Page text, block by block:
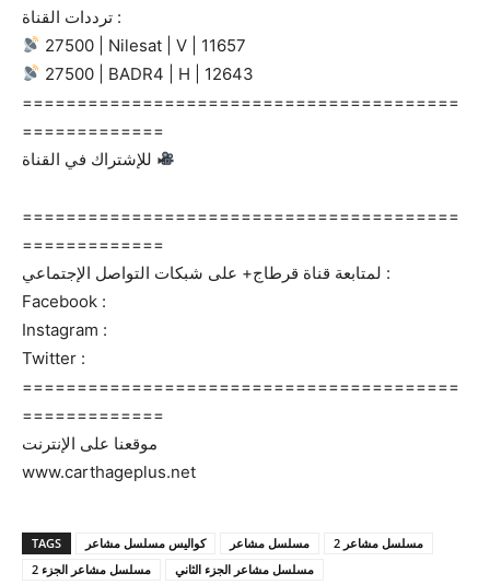
ترددات القناة :
27500 | Nilesat | V | 11657
27500 | BADR4 | H | 12643
========================================
=============
========================================
=============
لمتابعة قناة قرطاج+ على شبكات التواصل الإجتماعي :
Facebook :
Instagram :
Twitter :
========================================
=============
موقعنا على الإنترنت
www.carthageplus.net
TAGS كواليس مسلسل مشاعر مسلسل مشاعر
مسلسل مشاعر 2
مسلسل مشاعر الجزء 2
مسلسل مشاعر الجزء الثاني